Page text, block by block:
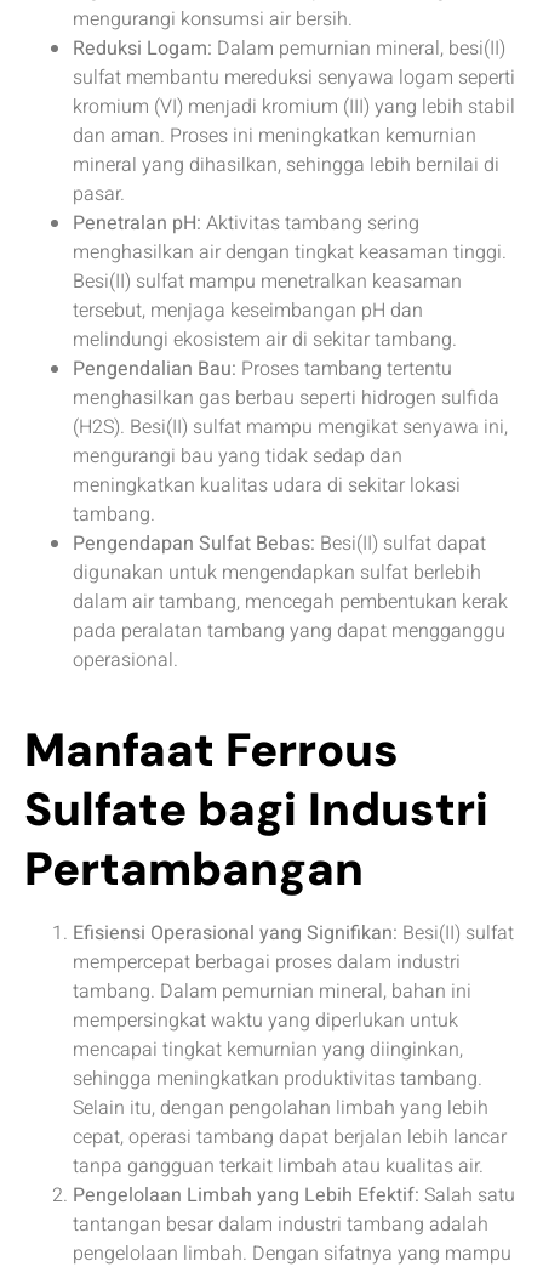
mengurangi konsumsi air bersih.
Reduksi Logam: Dalam pemurnian mineral, besi(II)
sulfat membantu mereduksi senyawa logam seperti
kromium (VI) menjadi kromium (III) yang lebih stabil
dan aman. Proses ini meningkatkan kemurnian
mineral yang dihasilkan, sehingga lebih bernilai di
pasar.
Penetralan pH: Aktivitas tambang sering
menghasilkan air dengan tingkat keasaman tinggi.
Besi(II) sulfat mampu menetralkan keasaman
tersebut, menjaga keseimbangan pH dan
melindungi ekosistem air di sekitar tambang.
Pengendalian Bau: Proses tambang tertentu
menghasilkan gas berbau seperti hidrogen sulfida
(H2S). Besi(II) sulfat mampu mengikat senyawa ini,
mengurangi bau yang tidak sedap dan
meningkatkan kualitas udara di sekitar lokasi
tambang.
Pengendapan Sulfat Bebas: Besi(II) sulfat dapat
digunakan untuk mengendapkan sulfat berlebih
dalam air tambang, mencegah pembentukan kerak
pada peralatan tambang yang dapat mengganggu
operasional.
Manfaat Ferrous
Sulfate bagi Industri
Pertambangan
Efisiensi Operasional yang Signifikan: Besi(II) sulfat
mempercepat berbagai proses dalam industri
tambang. Dalam pemurnian mineral, bahan ini
mempersingkat waktu yang diperlukan untuk
mencapai tingkat kemurnian yang diinginkan,
sehingga meningkatkan produktivitas tambang.
Selain itu, dengan pengolahan limbah yang lebih
cepat, operasi tambang dapat berjalan lebih lancar
tanpa gangguan terkait limbah atau kualitas air.
Pengelolaan Limbah yang Lebih Efektif: Salah satu
tantangan besar dalam industri tambang adalah
pengelolaan limbah. Dengan sifatnya yang mampu